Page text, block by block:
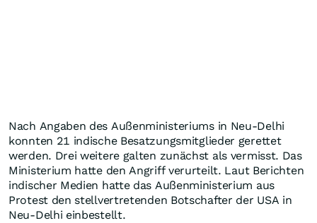
Nach Angaben des Außenministeriums in Neu-Delhi
konnten 21 indische Besatzungsmitglieder gerettet
werden. Drei weitere galten zunächst als vermisst. Das
Ministerium hatte den Angriff verurteilt. Laut Berichten
indischer Medien hatte das Außenministerium aus
Protest den stellvertretenden Botschafter der USA in
Neu-Delhi einbestellt.